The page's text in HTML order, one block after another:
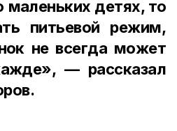
маленьких детях, то
питьевой режим,
не всегда может
— рассказал